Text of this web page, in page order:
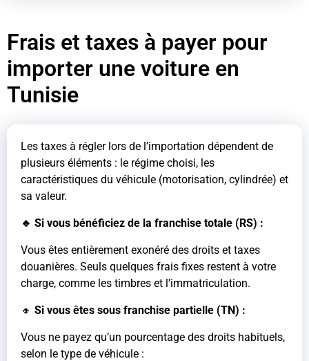
Frais et taxes à payer pour
importer une voiture en
Tunisie
Les taxes à régler lors de l’importation dépendent de
plusieurs éléments : le régime choisi, les
caractéristiques du véhicule (motorisation, cylindrée) et
sa valeur.
🔹 Si vous bénéficiez de la franchise totale (RS) :
Vous êtes entièrement exonéré des droits et taxes
douanières. Seuls quelques frais fixes restent à votre
charge, comme les timbres et l’immatriculation.
🔸 Si vous êtes sous franchise partielle (TN) :
Vous ne payez qu’un pourcentage des droits habituels,
selon le type de véhicule :